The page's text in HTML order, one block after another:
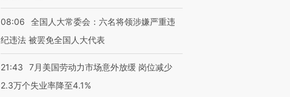
08:06
全国人大常委会：六名将领涉嫌严重违
纪违法 被罢免全国人大代表
21:43
7月美国劳动力市场意外放缓 岗位减少
2.3万个失业率降至4.1%